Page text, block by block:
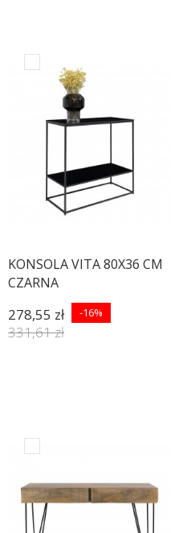
KONSOLA VITA 80X36 CM
CZARNA
278,55 zł -16%
331,61 zł